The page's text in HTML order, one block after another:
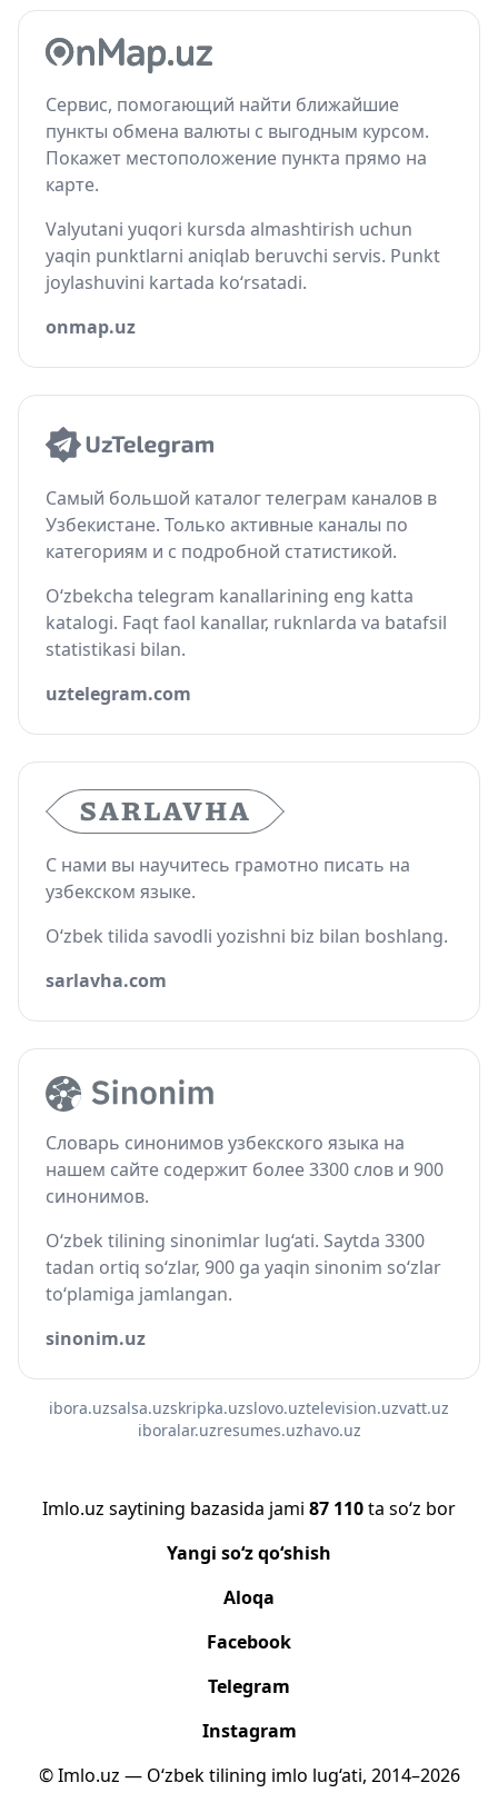
Сервис, помогающий найти ближайшие
пункты обмена валюты с выгодным курсом.
Покажет местоположение пункта прямо на
карте.
Valyutani yuqori kursda almashtirish uchun
yaqin punktlarni aniqlab beruvchi servis. Punkt
joylashuvini kartada ko‘rsatadi.
onmap.uz
Самый большой каталог телеграм каналов в
Узбекистане. Только активные каналы по
категориям и с подробной статистикой.
O‘zbekcha telegram kanallarining eng katta
katalogi. Faqt faol kanallar, ruknlarda va batafsil
statistikasi bilan.
uztelegram.com
С нами вы научитесь грамотно писать на
узбекском языке.
O‘zbek tilida savodli yozishni biz bilan boshlang.
sarlavha.com
Словарь синонимов узбекского языка на
нашем сайте содержит более 3300 слов и 900
синонимов.
O‘zbek tilining sinonimlar lug‘ati. Saytda 3300
tadan ortiq so‘zlar, 900 ga yaqin sinonim so‘zlar
to‘plamiga jamlangan.
sinonim.uz
ibora.uzsalsa.uzskripka.uzslovo.uztelevision.uzvatt.uz
iboralar.uzresumes.uzhavo.uz
Imlo.uz saytining bazasida jami 87 110ta so‘z bor
Yangi so‘z qo‘shish
Aloqa
Facebook
Telegram
Instagram
© Imlo.uz — O‘zbek tilining imlo lug‘ati, 2014–2026